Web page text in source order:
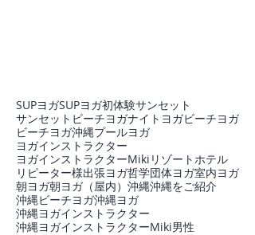
SUPヨガSUPヨガ初体験サンセット
サンセットビーチヨガナイトヨガビーチヨガ
ビーチヨガ沖縄プールヨガ
ヨガインストラクター
ヨガインストラクターMiki リゾートホテル
リピーター様出張ヨガ哲学団体ヨガ室内ヨガ
朝ヨガ朝ヨガ（屋内） 沖縄沖縄をご紹介
沖縄ビーチヨガ沖縄ヨガ
沖縄ヨガインストラクター
沖縄ヨガインストラクターMiki男性